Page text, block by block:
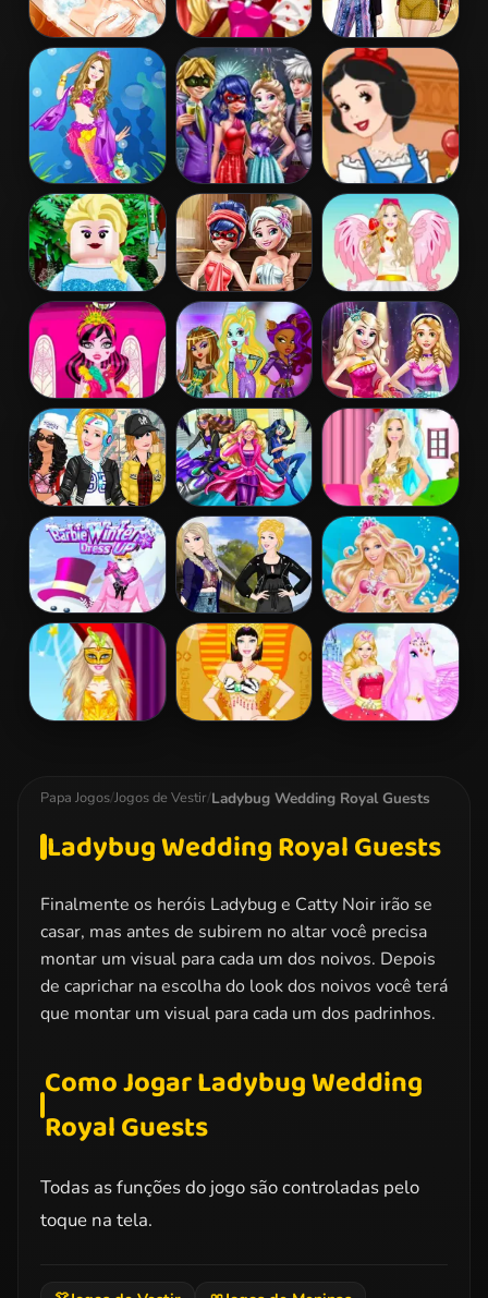
Barbie Beauty
Bath
Barbie's
Valentine's
Patchwork
Dress
Princess
Coachella Style
Dress 1
Barbie
Mermaid
Princess
Couples New
Year Party
Snow White
Patchwork
Dress
Lego Princesses Ladybug Sauna
Realife
Barbie Love
Dress Up
Draculaura
Princess Dress
Up
Princess Vs
Monster
Supermodel
Battle
Disney Princess
Fashion Prom
Princesses
Sporty & Funky
Day
Barbara Spy
Squad Dress up
Barbie Bride
Dress Up
Barbie Winter
Dress Up
Princess
Coachella Style
Dress 2
Barbie The
Pearl Princess
Dress Up
Up
Papa Jogos/Jogos de Vestir/Ladybug Wedding Royal Guests
Ladybug Wedding Royal Guests
Finalmente os heróis Ladybug e Catty Noir irão se
casar, mas antes de subirem no altar você precisa
montar um visual para cada um dos noivos. Depois
de caprichar na escolha do look dos noivos você terá
que montar um visual para cada um dos padrinhos.
Como Jogar Ladybug Wedding
Royal Guests
Todas as funções do jogo são controladas pelo
toque na tela.